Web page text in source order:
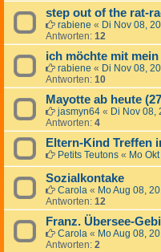
step out of the rat-
rabiene « Di Nov 08,
Antworten: 12
ich möchte mit
rabiene « Di Nov 08,
Antworten: 10
Mayotte ab heute
jasmyn64 « Di Nov 08,
Antworten: 4
Eltern-Kind Treffen
Petits Teutons « Mo
Sozialkontake
Carola « Mo Aug 08,
Antworten: 12
Franz. Übersee-
Carola « Mo Aug 08,
Antworten: 2